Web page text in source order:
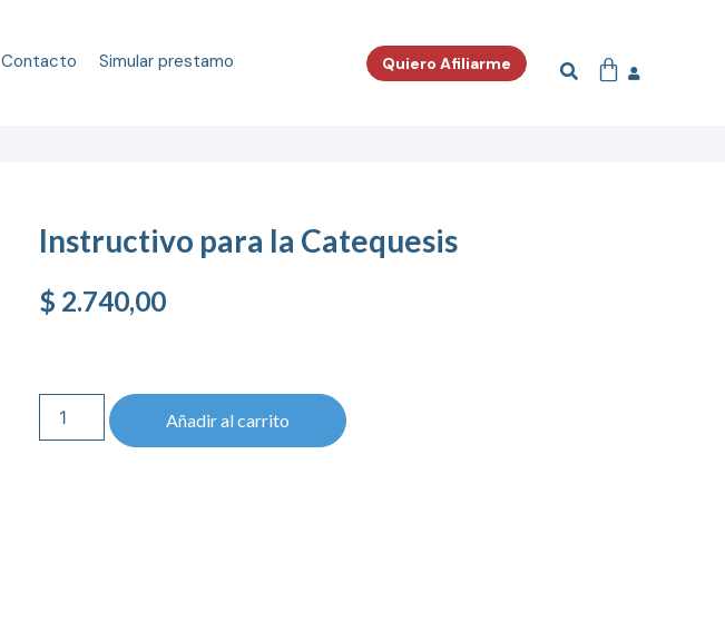
Contacto Simular prestamo Quiero Afiliarme
Instructivo para la Catequesis
$ 2.740,00
Añadir al carrito